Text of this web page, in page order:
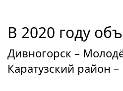
В 2020 году
Дивногорск –
Каратузский район